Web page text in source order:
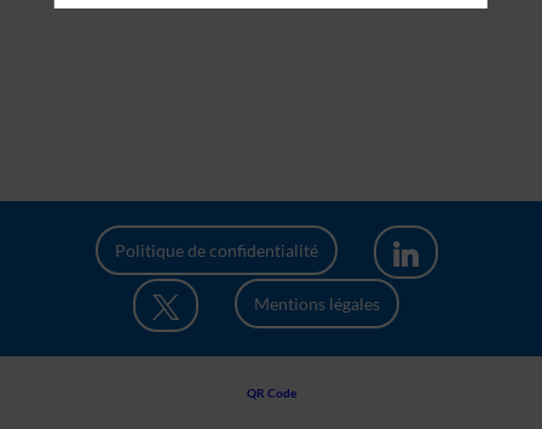
Politique de confidentialité
Mentions légales
QR Code